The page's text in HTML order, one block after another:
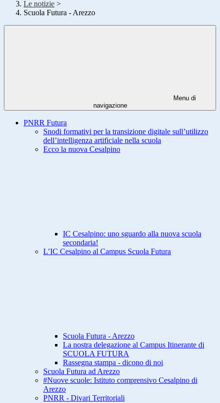
Le notizie >
Scuola Futura - Arezzo
Menu di
navigazione
PNRR Futura
Snodi formativi per la transizione digitale sull’utilizzo
dell’intelligenza artificiale nella scuola
Ecco la nuova Cesalpino
IC Cesalpino: uno sguardo alla nuova scuola
secondaria!
L’IC Cesalpino al Campus Scuola Futura
Scuola Futura - Arezzo
La nostra delegazione al Campus Itinerante di
SCUOLA FUTURA
Rassegna stampa - dicono di noi
Scuola Futura ad Arezzo
#Nuove scuole: Istituto comprensivo Cesalpino di
Arezzo
PNRR - Divari Territoriali